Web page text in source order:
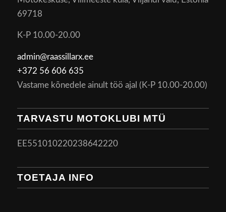
69718
K-P 10.00-20.00
admin@raassillarx.ee
+372 56 606 635
Vastame kõnedele ainult töö ajal (K-P 10.00-20.00)
TARVASTU MOTOKLUBI MTÜ
EE551010220238642220
TOETAJA INFO